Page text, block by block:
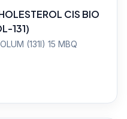
CIS BIO
131)
(131I) 15 MBQ